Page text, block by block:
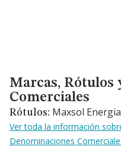
Marcas, Rótulos y
Marcas, Rótulos
Comerciales
Rótulos: Maxsol
Ver toda la información
Denominaciones